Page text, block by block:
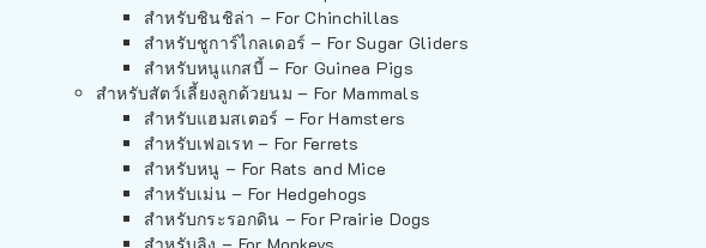
สำหรับชินชิล่า – For Chinchillas
สำหรับชูการ์ไกลเดอร์ – For Sugar Gliders
สำหรับหนูแกสบี้ – For Guinea Pigs
สำหรับสัตว์เลี้ยงลูกด้วยนม – For Mammals
สำหรับแฮมสเตอร์ – For Hamsters
สำหรับเฟอเรท – For Ferrets
สำหรับหนู – For Rats and Mice
สำหรับเม่น – For Hedgehogs
สำหรับกระรอกดิน – For Prairie Dogs